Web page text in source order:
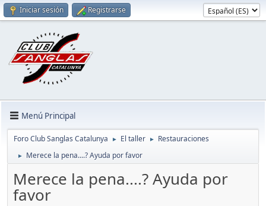
Iniciar sesión Registrarse
Menú Principal
Foro Club Sanglas Catalunya ► El taller ► Restauraciones
► Merece la pena....? Ayuda por favor
Merece la pena....? Ayuda por
favor